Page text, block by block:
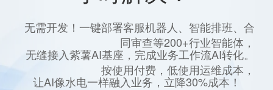
无需开发！一键部署客服机器人、智能排班、合
同审查等200+行业智能体，
无缝接入紫薯AI基座，完成业务工作流AI转化。
按使用付费，低使用运维成本，
让AI像水电一样融入业务，立降30%成本！